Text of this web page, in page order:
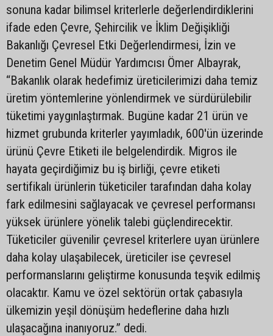
sonuna kadar bilimsel kriterlerle değerlendirdiklerini
ifade eden Çevre, Şehircilik ve İklim Değişikliği
Bakanlığı Çevresel Etki Değerlendirmesi, İzin ve
Denetim Genel Müdür Yardımcısı Ömer Albayrak,
“Bakanlık olarak hedefimiz üreticilerimizi daha temiz
üretim yöntemlerine yönlendirmek ve sürdürülebilir
tüketimi yaygınlaştırmak. Bugüne kadar 21 ürün ve
hizmet grubunda kriterler yayımladık, 600'ün üzerinde
ürünü Çevre Etiketi ile belgelendirdik. Migros ile
hayata geçirdiğimiz bu iş birliği, çevre etiketi
sertifikalı ürünlerin tüketiciler tarafından daha kolay
fark edilmesini sağlayacak ve çevresel performansı
yüksek ürünlere yönelik talebi güçlendirecektir.
Tüketiciler güvenilir çevresel kriterlere uyan ürünlere
daha kolay ulaşabilecek, üreticiler ise çevresel
performanslarını geliştirme konusunda teşvik edilmiş
olacaktır. Kamu ve özel sektörün ortak çabasıyla
ülkemizin yeşil dönüşüm hedeflerine daha hızlı
ulaşacağına inanıyoruz.” dedi.